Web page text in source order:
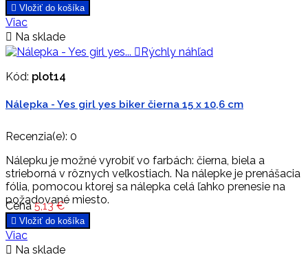
 Vložiť do košíka
Viac
 Na sklade
Rýchly náhľad
Kód: plot14
Nálepka - Yes girl yes biker čierna 15 x 10,6 cm
Recenzia(e): 0
Nálepku je možné vyrobiť vo farbách: čierna, biela a
strieborná v rôznych veľkostiach. Na nálepke je prenášacia
fólia, pomocou ktorej sa nálepka celá ľahko prenesie na
požadované miesto.
Cena 5,13 €
 Vložiť do košíka
Viac
 Na sklade